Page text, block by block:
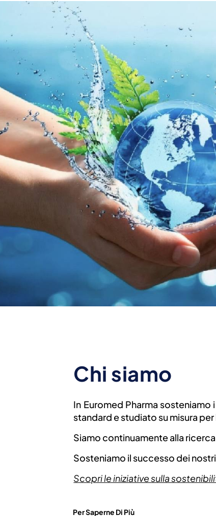
Chi siamo
In Euromed Pharma
standard e studiato su misura
Siamo continuamente alla
Sosteniamo il successo dei
Scopri le iniziative sulla
Per Saperne Di Più